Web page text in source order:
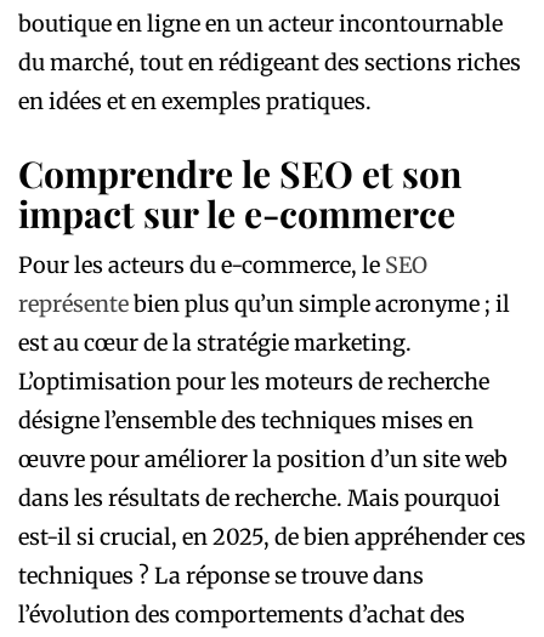
boutique en ligne en un acteur incontournable
du marché, tout en rédigeant des sections riches
en idées et en exemples pratiques.
Comprendre le SEO et son
impact sur le e-commerce
Pour les acteurs du e-commerce, le SEO
représentebien plus qu’un simple acronyme ; il
est au cœur de la stratégie marketing.
L’optimisation pour les moteurs de recherche
désigne l’ensemble des techniques mises en
œuvre pour améliorer la position d’un site web
dans les résultats de recherche. Mais pourquoi
est-il si crucial, en 2025, de bien appréhender ces
techniques ? La réponse se trouve dans
l’évolution des comportements d’achat des